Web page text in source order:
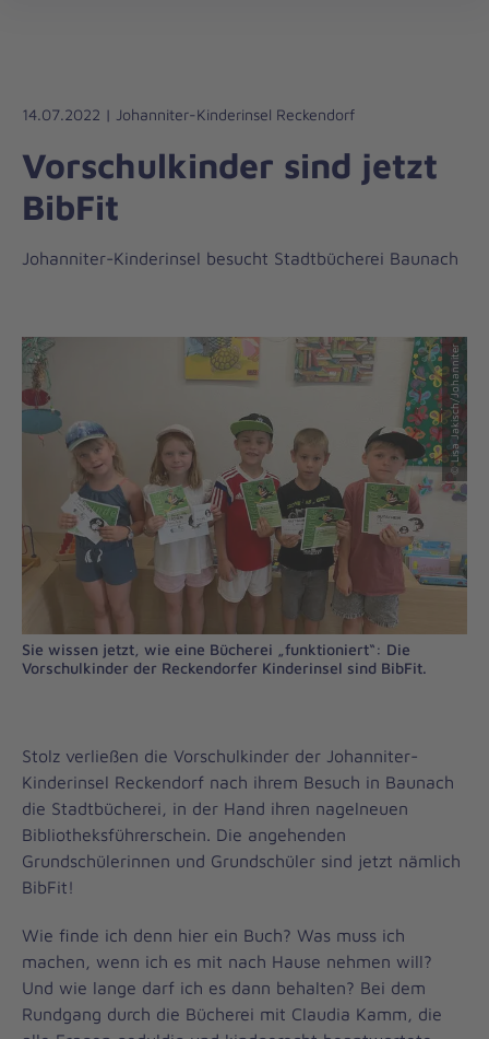
Liebe
Leben
14.07.2022 | Johanniter-Kinderinsel Reckendorf
Vorschulkinder sind jetzt
BibFit
Johanniter-Kinderinsel besucht Stadtbücherei Baunach
© Lisa Jakisch/Johanniter
Sie wissen jetzt, wie eine Bücherei „funktioniert“: Die
Vorschulkinder der Reckendorfer Kinderinsel sind BibFit.
Stolz verließen die Vorschulkinder der Johanniter-
Kinderinsel Reckendorf nach ihrem Besuch in Baunach
die Stadtbücherei, in der Hand ihren nagelneuen
Bibliotheksführerschein. Die angehenden
Grundschülerinnen und Grundschüler sind jetzt nämlich
BibFit!
Wie finde ich denn hier ein Buch? Was muss ich
machen, wenn ich es mit nach Hause nehmen will?
Und wie lange darf ich es dann behalten? Bei dem
Rundgang durch die Bücherei mit Claudia Kamm, die